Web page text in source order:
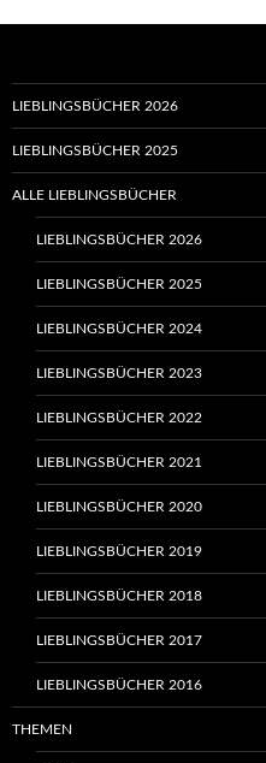
LIEBLINGSBÜCHER 2026
LIEBLINGSBÜCHER 2025
ALLE LIEBLINGSBÜCHER
LIEBLINGSBÜCHER 2026
LIEBLINGSBÜCHER 2025
LIEBLINGSBÜCHER 2024
LIEBLINGSBÜCHER 2023
LIEBLINGSBÜCHER 2022
LIEBLINGSBÜCHER 2021
LIEBLINGSBÜCHER 2020
LIEBLINGSBÜCHER 2019
LIEBLINGSBÜCHER 2018
LIEBLINGSBÜCHER 2017
LIEBLINGSBÜCHER 2016
THEMEN